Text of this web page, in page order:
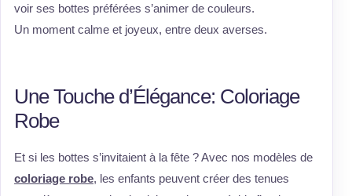
voir ses bottes préférées s’animer de couleurs.
Un moment calme et joyeux, entre deux averses.
Une Touche d’Élégance: Coloriage
Robe
Et si les bottes s’invitaient à la fête ? Avec nos modèles de
coloriage robe, les enfants peuvent créer des tenues